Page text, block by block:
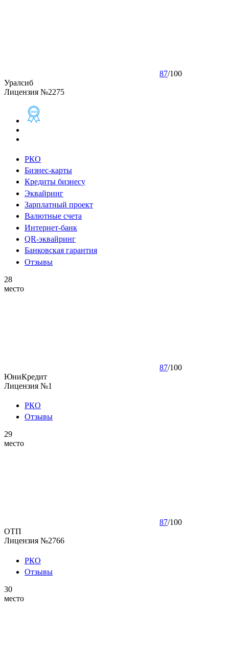
87/100
Уралсиб
Лицензия №2275
РКО
Бизнес-карты
Кредиты бизнесу
Эквайринг
Зарплатный проект
Валютные счета
Интернет-банк
QR-эквайринг
Банковская гарантия
Отзывы
28
место
87/100
ЮниКредит
Лицензия №1
РКО
Отзывы
29
место
87/100
ОТП
Лицензия №2766
РКО
Отзывы
30
место